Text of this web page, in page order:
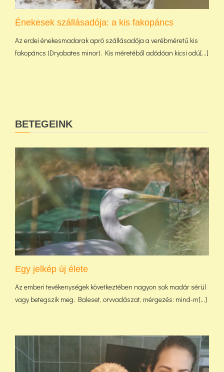
Énekesek szállásadója: a kis fakopáncs
Az erdei énekesmadarak apró szállásadója a verébméretű kis
fakopáncs (Dryobates minor). Kis méretéből adódóan kicsi odú[...]
BETEGEINK
Egy jelkép új élete
Az emberi tevékenységek következtében nagyon sok madár sérül
vagy betegszik meg. Baleset, orvvadászat, mérgezés: mind-m[...]